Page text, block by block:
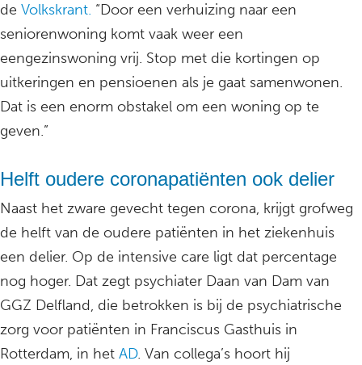
de Volkskrant. “Door een verhuizing naar een
seniorenwoning komt vaak weer een
eengezinswoning vrij. Stop met die kortingen op
uitkeringen en pensioenen als je gaat samenwonen.
Dat is een enorm obstakel om een woning op te
geven.”
Helft oudere coronapatiënten ook delier
Naast het zware gevecht tegen corona, krijgt grofweg
de helft van de oudere patiënten in het ziekenhuis
een delier. Op de intensive care ligt dat percentage
nog hoger. Dat zegt psychiater Daan van Dam van
GGZ Delfland, die betrokken is bij de psychiatrische
zorg voor patiënten in Franciscus Gasthuis in
Rotterdam, in het AD. Van collega’s hoort hij